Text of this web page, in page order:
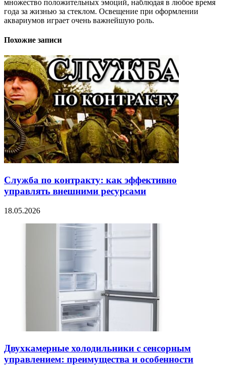
множество положительных эмоций, наблюдая в любое время
года за жизнью за стеклом. Освещение при оформлении
аквариумов играет очень важнейшую роль.
Похожие записи
Служба по контракту: как эффективно
управлять внешними ресурсами
18.05.2026
Двухкамерные холодильники с сенсорным
управлением: преимущества и особенности